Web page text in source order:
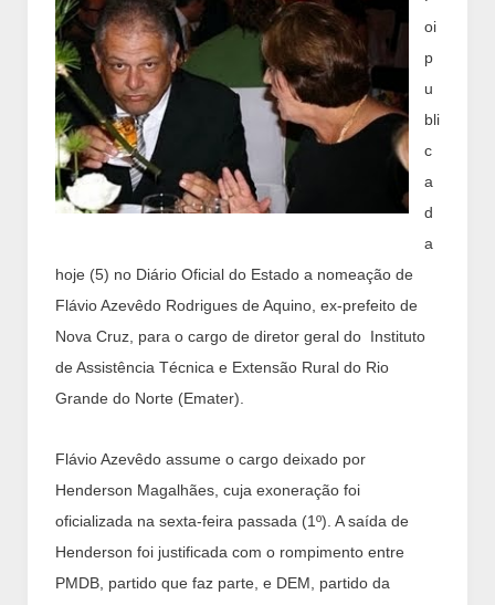
oi
p
u
bli
c
a
d
a
hoje (5) no Diário Oficial do Estado a nomeação de
Flávio Azevêdo Rodrigues de Aquino, ex-prefeito de
Nova Cruz, para o cargo de diretor geral do Instituto
de Assistência Técnica e Extensão Rural do Rio
Grande do Norte (Emater).
Flávio Azevêdo assume o cargo deixado por
Henderson Magalhães, cuja exoneração foi
oficializada na sexta-feira passada (1º). A saída de
Henderson foi justificada com o rompimento entre
PMDB, partido que faz parte, e DEM, partido da